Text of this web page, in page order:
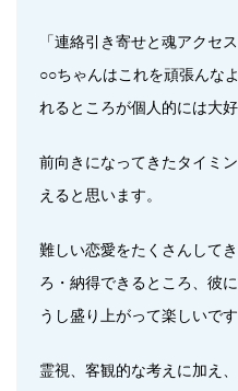
「連絡引き寄せと魂アクセ
○○ちゃんはこれを頑張んな
れるところが個人的には大好
前向きになってきたタイミ
えると思います。
難しい恋愛をたくさんして
ろ・納得できるところ、彼
うし盛り上がって楽しいです
霊視、客観的な考えに加え